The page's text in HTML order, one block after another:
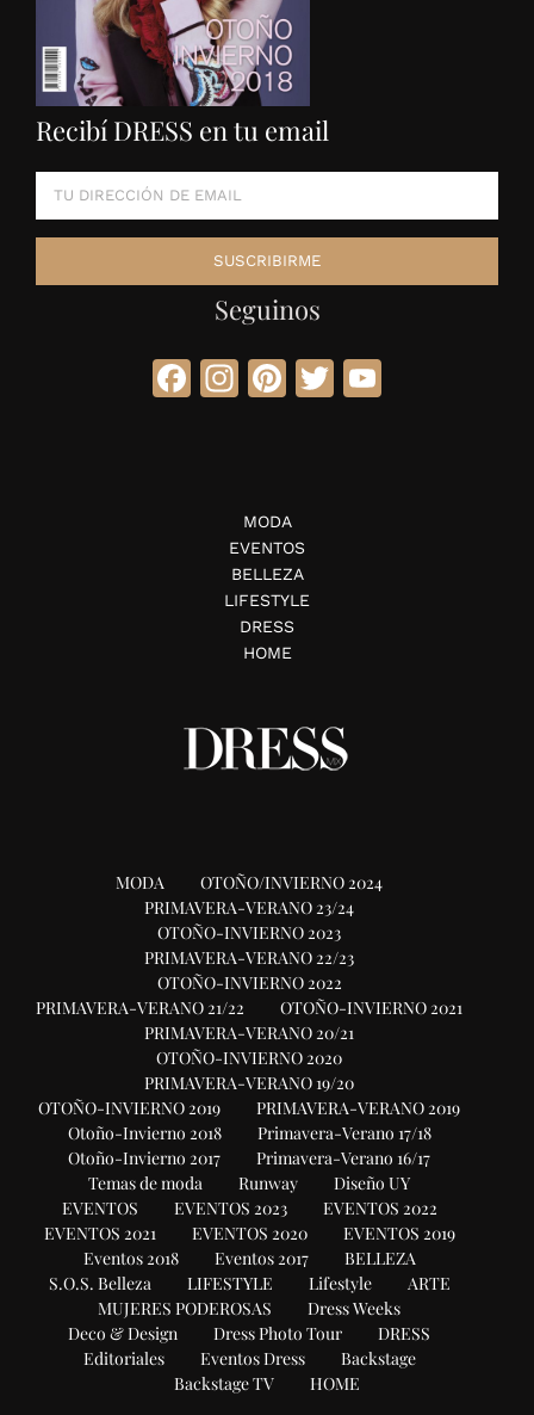
Recibí DRESS en tu email
Seguinos
Facebook
Instagram
Pinterest
Twitter
MODA
EVENTOS
BELLEZA
LIFESTYLE
DRESS
HOME
MODA
OTOÑO/INVIERNO 2024
PRIMAVERA-VERANO 23/24
OTOÑO-INVIERNO 2023
PRIMAVERA-VERANO 22/23
OTOÑO-INVIERNO 2022
PRIMAVERA-VERANO 21/22
OTOÑO-INVIERNO 2021
PRIMAVERA-VERANO 20/21
OTOÑO-INVIERNO 2020
PRIMAVERA-VERANO 19/20
OTOÑO-INVIERNO 2019
PRIMAVERA-VERANO 2019
Otoño-Invierno 2018
Primavera-Verano 17/18
Otoño-Invierno 2017
Primavera-Verano 16/17
Temas de moda
Runway
Diseño UY
EVENTOS
EVENTOS 2023
EVENTOS 2022
EVENTOS 2021
EVENTOS 2020
EVENTOS 2019
Eventos 2018
Eventos 2017
BELLEZA
S.O.S. Belleza
LIFESTYLE Lifestyle
ARTE
MUJERES PODEROSAS
Dress Weeks
Deco & Design
Dress Photo Tour
DRESS
Editoriales
Eventos Dress
Backstage
Backstage TV
HOME